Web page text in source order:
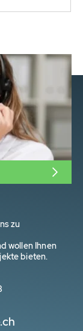
zu
wollen Ihnen
bieten.